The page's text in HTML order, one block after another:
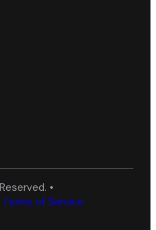
•
Terms of Service